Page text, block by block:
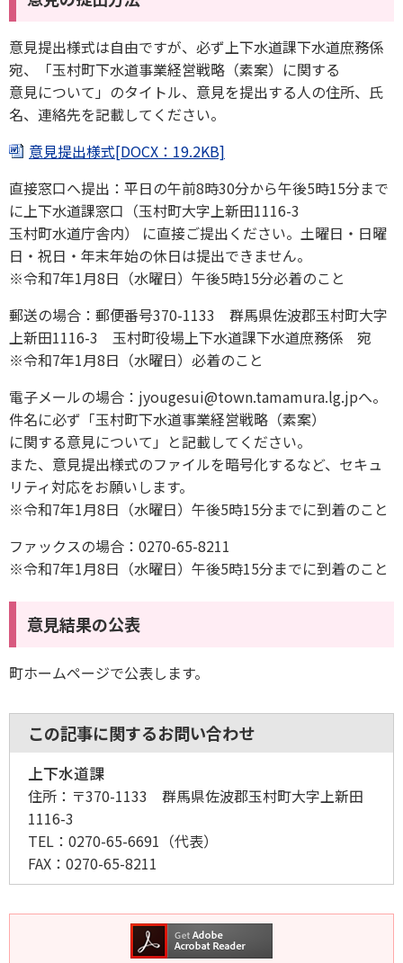
意見提出様式は自由ですが、必ず上下水道課下水道庶務係
宛、「玉村町下水道事業経営戦略（素案）に関する
意見について」のタイトル、意見を提出する人の住所、氏
名、連絡先を記載してください。
意見提出様式[DOCX：19.2KB]
直接窓口へ提出：平日の午前8時30分から午後5時15分まで
に上下水道課窓口（玉村町大字上新田1116-3
玉村町水道庁舎内） に直接ご提出ください。土曜日・日曜
日・祝日・年末年始の休日は提出できません。
※令和7年1月8日（水曜日）午後5時15分必着のこと
郵送の場合：郵便番号370-1133 群馬県佐波郡玉村町大字
上新田1116-3 玉村町役場上下水道課下水道庶務係 宛
※令和7年1月8日（水曜日）必着のこと
電子メールの場合：jyougesui@town.tamamura.lg.jpへ。
件名に必ず「玉村町下水道事業経営戦略（素案）
に関する意見について」と記載してください。
また、意見提出様式のファイルを暗号化するなど、セキュ
リティ対応をお願いします。
※令和7年1月8日（水曜日）午後5時15分までに到着のこと
ファックスの場合：0270-65-8211
※令和7年1月8日（水曜日）午後5時15分までに到着のこと
意見結果の公表
町ホームページで公表します。
この記事に関するお問い合わせ
上下水道課
住所： 〒370-1133 群馬県佐波郡玉村町大字上新田
1116-3
TEL： 0270-65-6691 （代表）
FAX： 0270-65-8211